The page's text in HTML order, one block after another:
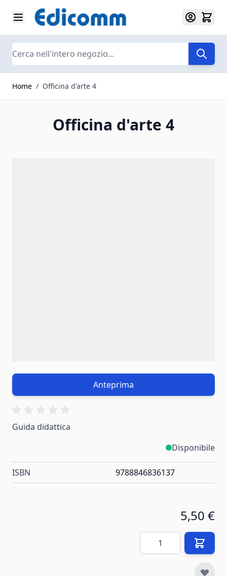
Salta al contenuto
Search
Home / Officina d'arte 4
Officina d'arte 4
Anteprima
Guida didattica
Disponibile
ISBN 9788846836137
5,50 €
Quantità